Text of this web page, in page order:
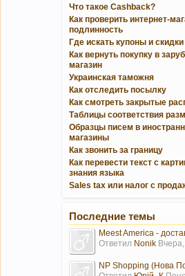
Что такое Cashback?
Как проверить интернет-
подлинность
Где искать купоны и скидки
Как вернуть покупку в
магазин
Украинская таможня
Как отследить посылку
Как смотреть закрытые
Таблицы соответствия
Образцы писем в
магазины
Как звонить за границу
Как перевести текст с
знания языка
Sales tax или налог с
Последние темы
Meest America -
Ответил Nonik
NP Shopping (Нова